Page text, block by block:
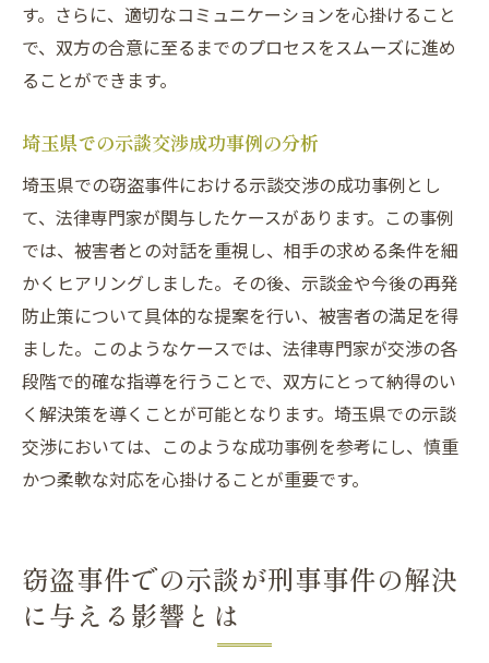
す。さらに、適切なコミュニケーションを心掛けること
で、双方の合意に至るまでのプロセスをスムーズに進め
ることができます。
埼玉県での示談交渉成功事例の分析
埼玉県での窃盗事件における示談交渉の成功事例とし
て、法律専門家が関与したケースがあります。この事例
では、被害者との対話を重視し、相手の求める条件を細
かくヒアリングしました。その後、示談金や今後の再発
防止策について具体的な提案を行い、被害者の満足を得
ました。このようなケースでは、法律専門家が交渉の各
段階で的確な指導を行うことで、双方にとって納得のい
く解決策を導くことが可能となります。埼玉県での示談
交渉においては、このような成功事例を参考にし、慎重
かつ柔軟な対応を心掛けることが重要です。
窃盗事件での示談が刑事事件の解決
に与える影響とは